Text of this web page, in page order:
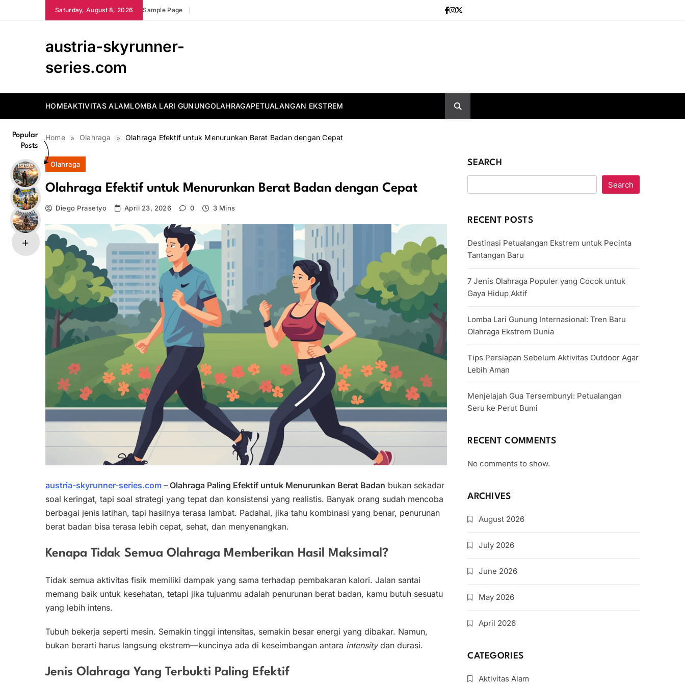
Saturday, August 8, 2026 Sample Page
austria-skyrunner-
series.com
HOMEAKTIVITAS ALAMLOMBA LARI GUNUNGOLAHRAGAPETUALANGAN EKSTREM
Home Olahraga Olahraga Efektif untuk Menurunkan Berat Badan dengan Cepat
Popular
Posts
Olahraga
Olahraga Efektif untuk Menurunkan Berat Badan dengan Cepat
Diego Prasetyo April 23, 2026 0 3 Mins
austria-skyrunner-series.com – Olahraga Paling Efektif untuk Menurunkan Berat Badan bukan sekadar
soal keringat, tapi soal strategi yang tepat dan konsistensi yang realistis. Banyak orang sudah mencoba
berbagai jenis latihan, tapi hasilnya terasa lambat. Padahal, jika tahu kombinasi yang benar, penurunan
berat badan bisa terasa lebih cepat, sehat, dan menyenangkan.
Kenapa Tidak Semua Olahraga Memberikan Hasil Maksimal?
Tidak semua aktivitas fisik memiliki dampak yang sama terhadap pembakaran kalori. Jalan santai
memang baik untuk kesehatan, tetapi jika tujuanmu adalah penurunan berat badan, kamu butuh sesuatu
yang lebih intens.
Tubuh bekerja seperti mesin. Semakin tinggi intensitas, semakin besar energi yang dibakar. Namun,
bukan berarti harus langsung ekstrem—kuncinya ada di keseimbangan antara intensitydan durasi.
Jenis Olahraga Yang Terbukti Paling Efektif
SEARCH
Search
RECENT POSTS
Destinasi Petualangan Ekstrem untuk Pecinta
Tantangan Baru
7 Jenis Olahraga Populer yang Cocok untuk
Gaya Hidup Aktif
Lomba Lari Gunung Internasional: Tren Baru
Olahraga Ekstrem Dunia
Tips Persiapan Sebelum Aktivitas Outdoor Agar
Lebih Aman
Menjelajah Gua Tersembunyi: Petualangan
Seru ke Perut Bumi
RECENT COMMENTS
No comments to show.
ARCHIVES
August 2026
July 2026
June 2026
May 2026
April 2026
CATEGORIES
Aktivitas Alam